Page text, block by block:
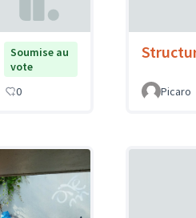
Soumise au
vote
0 Picaro